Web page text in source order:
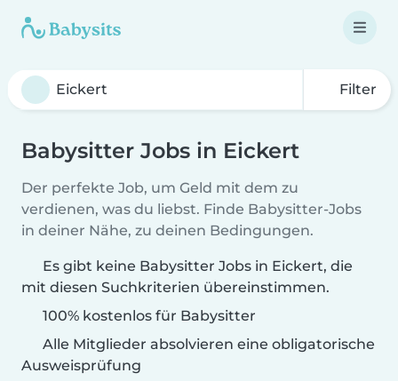
Filter
Babysitter Jobs in Eickert
Der perfekte Job, um Geld mit dem zu
verdienen, was du liebst. Finde Babysitter-Jobs
in deiner Nähe, zu deinen Bedingungen.
Es gibt keine Babysitter Jobs in Eickert, die
mit diesen Suchkriterien übereinstimmen.
100% kostenlos für Babysitter
Alle Mitglieder absolvieren eine obligatorische
Ausweisprüfung